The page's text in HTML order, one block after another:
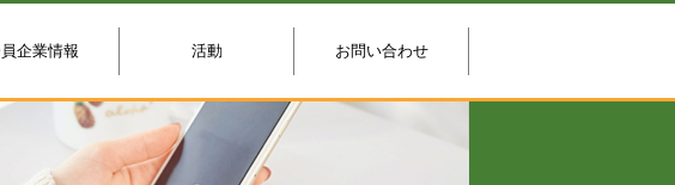
企業情報 活動 お問い合わせ